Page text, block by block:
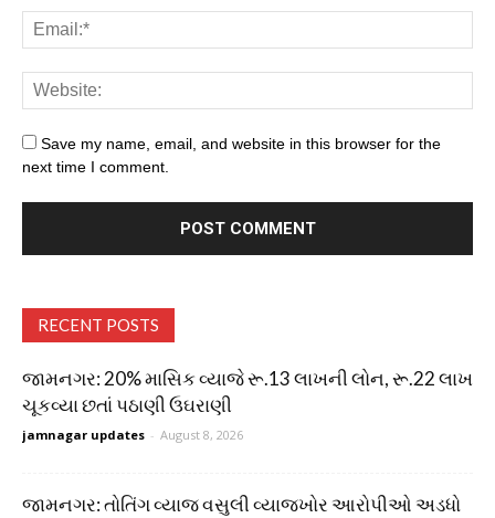
Save my name, email, and website in this browser for the
next time I comment.
RECENT POSTS
જામનગર: 20% માસિક વ્યાજે રૂ.13 લાખની લોન, રૂ.22 લાખ
ચૂકવ્યા છતાં પઠાણી ઉઘરાણી
jamnagar updates - August 8, 2026
જામનગર: તોતિંગ વ્યાજ વસુલી વ્યાજખોર આરોપીઓ અડધો